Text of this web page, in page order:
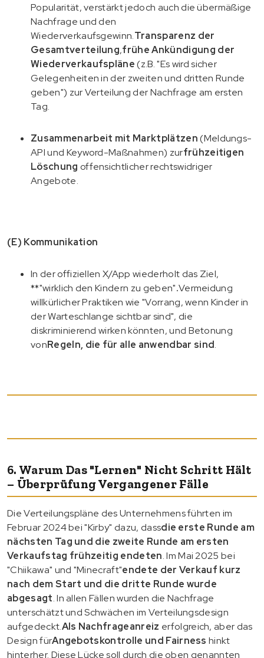
Popularität, verstärkt jedoch auch die übermäßige
Nachfrage und den
Wiederverkaufsgewinn.Transparenz der
Gesamtverteilung,frühe Ankündigung der
Wiederverkaufspläne(z.B. "Es wird sicher
Gelegenheiten in der zweiten und dritten Runde
geben") zur Verteilung der Nachfrage am ersten
Tag.
Zusammenarbeit mit Marktplätzen(Meldungs-
API und Keyword-Maßnahmen) zurfrühzeitigen
Löschung offensichtlicher rechtswidriger
Angebote.
(E) Kommunikation
In der offiziellen X/App wiederholt das Ziel,
**"wirklich den Kindern zu geben".Vermeidung
willkürlicher Praktiken wie "Vorrang, wenn Kinder in
der Warteschlange sichtbar sind", die
diskriminierend wirken könnten, und Betonung
vonRegeln, die für alle anwendbar sind.
6. Warum Das "Lernen" Nicht Schritt Hält
– Überprüfung Vergangener Fälle
Die Verteilungspläne des Unternehmens führten im
Februar 2024 bei "Kirby" dazu, dassdie erste Runde am
nächsten Tag und die zweite Runde am ersten
Verkaufstag frühzeitig endeten. Im Mai 2025 bei
"Chiikawa" und "Minecraft"endete der Verkauf kurz
nach dem Start und die dritte Runde wurde
abgesagt. In allen Fällen wurden die Nachfrage
unterschätzt und Schwächen im Verteilungsdesign
aufgedeckt.Als Nachfrageanreiz erfolgreich, aber das
Design fürAngebotskontrolle und Fairness hinkt
hinterher. Diese Lücke soll durch die oben genannten